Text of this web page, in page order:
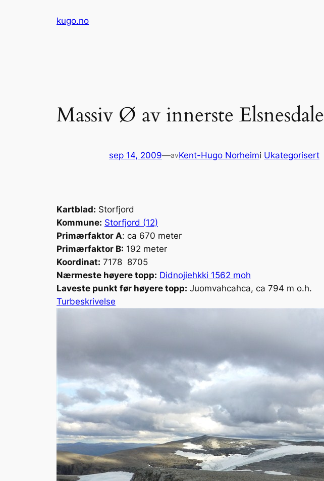
kugo.no
Massiv Ø av innerste
sep 14, 2009—avKent-Hugo Norheimi Ukategorisert
Kartblad: Storfjord
Kommune: Storfjord (12)
Primærfaktor A: ca 670 meter
Primærfaktor B: 192 meter
Koordinat: 7178 8705
Nærmeste høyere topp: Didnojiehkki 1562 moh
Laveste punkt før høyere topp: Juomvahcahca, ca 794 m o.h.
Turbeskrivelse